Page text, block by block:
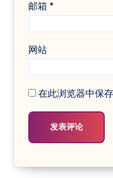
邮箱 *
网站
在此浏览器中保